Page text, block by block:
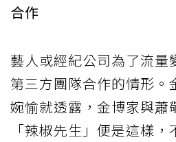
合作
藝人或經紀公司為了流量
第三方團隊合作的情形。
婉愉就透露，金博家與蕭
「辣椒先生」便是這樣